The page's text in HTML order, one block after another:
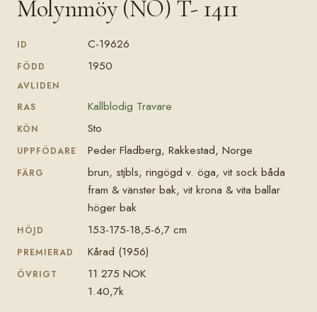
Molynmöy (NO) T- 1411
ID C-19626
FÖDD 1950
AVLIDEN
RAS
Kallblodig Travare
KÖN Sto
UPPFÖDARE Peder Fladberg, Rakkestad, Norge
FÄRG
brun, stjbls, ringögd v. öga, vit sock båda
fram & vänster bak, vit krona & vita ballar
höger bak
HÖJD 153-175-18,5-6,7 cm
PREMIERAD Kårad (1956)
ÖVRIGT
11 275 NOK
1.40,7k